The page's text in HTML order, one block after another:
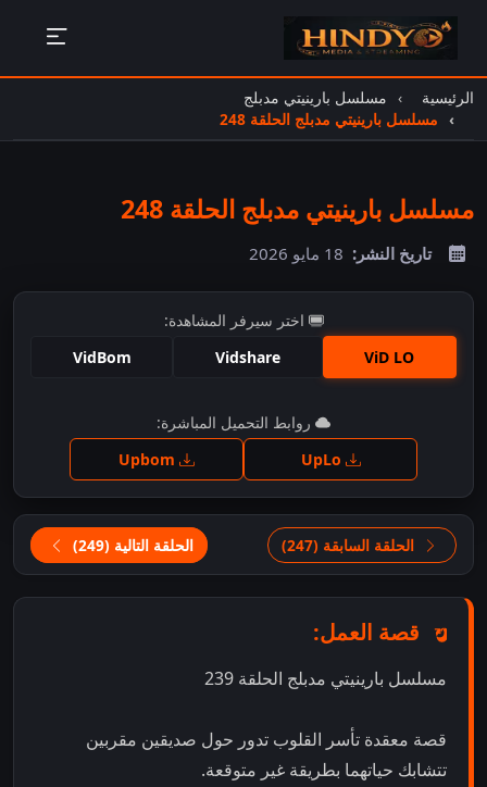
الرئيسية
مسلسل بارينيتي مدبلج
مسلسل بارينيتي مدبلج الحلقة 248
مسلسل بارينيتي مدبلج الحلقة 248
تاريخ النشر: 18 مايو 2026
اختر سيرفر المشاهدة:
ViD LO
Vidshare
VidBom
اضغط للمشاهدة
روابط التحميل المباشرة:
الحلقة السابقة (247) الحلقة التالية (249)
قصة العمل:
مسلسل بارينيتي مدبلج الحلقة 239
قصة معقدة تأسر القلوب تدور حول صديقين مقربين
تتشابك حياتهما بطريقة غير متوقعة.